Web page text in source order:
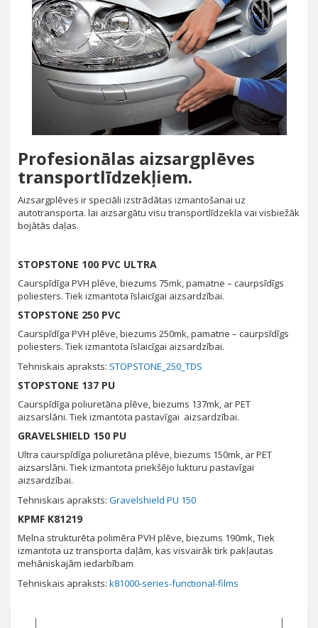
Profesionālas aizsargplēves
transportlīdzekļiem.
Aizsargplēves ir speciāli izstrādātas izmantošanai uz
autotransporta. lai aizsargātu visu transportlīdzekla vai visbiežāk
bojātās daļas.
STOPSTONE 100 PVC ULTRA
Caurspīdīga PVH plēve, biezums 75mk, pamatne – caurpsīdīgs
poliesters. Tiek izmantota īslaicīgai aizsardzībai.
STOPSTONE 250 PVC
Caurspīdīga PVH plēve, biezums 250mk, pamatne – caurpsīdīgs
poliesters. Tiek izmantota īslaicīgai aizsardzībai.
Tehniskais apraksts: STOPSTONE_250_TDS
STOPSTONE 137 PU
Caurspīdīga poliuretāna plēve, biezums 137mk, ar PET
aizsarslāni. Tiek izmantota pastavīgai aizsardzībai.
GRAVELSHIELD 150 PU
Ultra caurspīdīga poliuretāna plēve, biezums 150mk, ar PET
aizsarslāni. Tiek izmantota priekšējo lukturu pastavīgai
aizsardzībai.
Tehniskais apraksts: Gravelshield PU 150
KPMF K81219
Melna strukturēta polimēra PVH plēve, biezums 190mk, Tiek
izmantota uz transporta daļām, kas visvairāk tirk pakļautas
mehāniskajām iedarbībam
Tehniskais apraksts: k81000-series-functional-films